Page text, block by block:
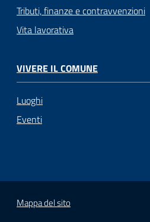
Tributi, finanze e contravvenzioni
Vita lavorativa
VIVERE IL COMUNE
Luoghi
Eventi
Mappa del sito